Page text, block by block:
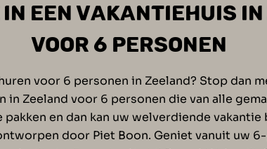
EEN VAKANTIEHUIS
VOOR 6 PERSONEN
voor 6 personen in Zeeland? Stop dan
Zeeland voor 6 personen die van alle
en dan kan uw welverdiende vakantie
door Piet Boon. Geniet vanuit uw